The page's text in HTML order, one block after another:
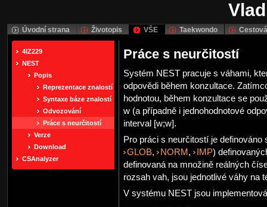
Úvodní strana Životopis VŠE Taekwondo
4IZ229
NEST
Popis
Reprezentace znalostí
Syntaxe báze znalostí
Odvozování
Práce s neurčitostí
Verze
Download
CSAnalyzer
Práce s neurčitostí
Systém NEST pracuje s váhami,
odpovědi během konzultace.
hodnotou, během konzultace se
w (a případně i jednohodnotové
interval [w;w].
Pro práci s neurčitostí je definováno
GLOB, NORM , IMP)
definovaná na množině reálných
rozsah vah, jsou jednotlivé váhy na
V systému NEST jsou